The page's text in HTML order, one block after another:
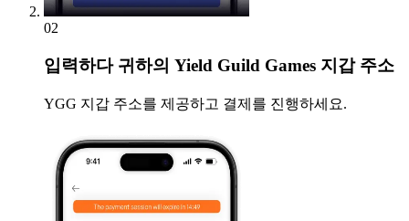
02
입력하다귀하의 Yield Guild Games 지갑 주소
YGG 지갑 주소를 제공하고 결제를 진행하세요.